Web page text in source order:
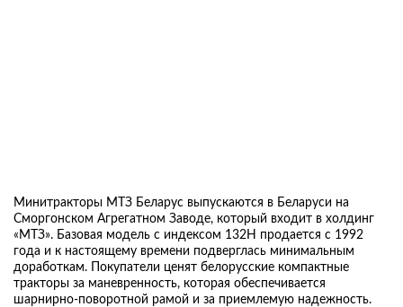
Минитракторы МТЗ Беларус выпускаются в Беларуси на
Сморгонском Агрегатном Заводе, который входит в холдинг
«МТЗ». Базовая модель с индексом 132Н продается с 1992
года и к настоящему времени подверглась минимальным
доработкам. Покупатели ценят белорусские компактные
тракторы за маневренность, которая обеспечивается
шарнирно-поворотной рамой и за приемлемую надежность.